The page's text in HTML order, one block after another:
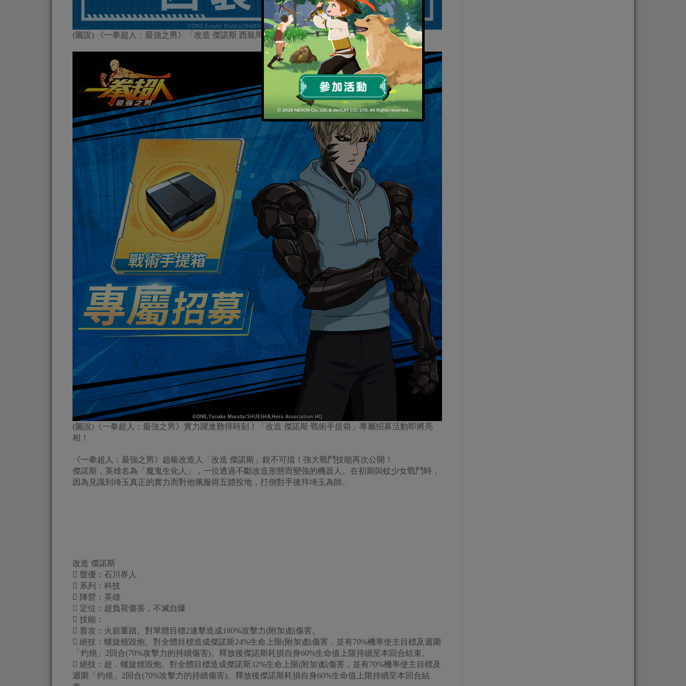
(圖說) 《一拳超人：最強之男》「改造 傑諾斯 西裝馬甲」特賣會 4 月 12 日至 19 日限時登場！
(圖說)《一拳超人：最強之男》實力躍進難得時刻！「改造 傑諾斯 戰術手提箱」專屬招募活動即將亮
相！
《一拳超人：最強之男》超級改造人「改造 傑諾斯」銳不可擋！強大戰鬥技能再次公開！
傑諾斯，英雄名為「魔鬼生化人」，一位透過不斷改造形態而變強的機器人。在初期與蚊少女戰鬥時，
因為見識到埼玉真正的實力而對他佩服得五體投地，打倒對手後拜埼玉為師。
改造 傑諾斯
 聲優：石川界人
 系列：科技
 陣營：英雄
 定位：超負荷傷害，不滅自爆
 技能：
 普攻：火箭重踏。對單體目標2連擊造成180%攻擊力(附加)點傷害。
 絕技：螺旋燒毀炮。對全體目標造成傑諾斯24%生命上限(附加)點傷害，並有70%機率使主目標及週圍
「灼燒」2回合(70%攻擊力的持續傷害)。釋放後傑諾斯耗損自身60%生命值上限持續至本回合結束。
 絕技：超．螺旋燒毀炮。對全體目標造成傑諾斯32%生命上限(附加)點傷害，並有70%機率使主目標及
週圍「灼燒」2回合(70%攻擊力的持續傷害)。釋放後傑諾斯耗損自身60%生命值上限持續至本回合結